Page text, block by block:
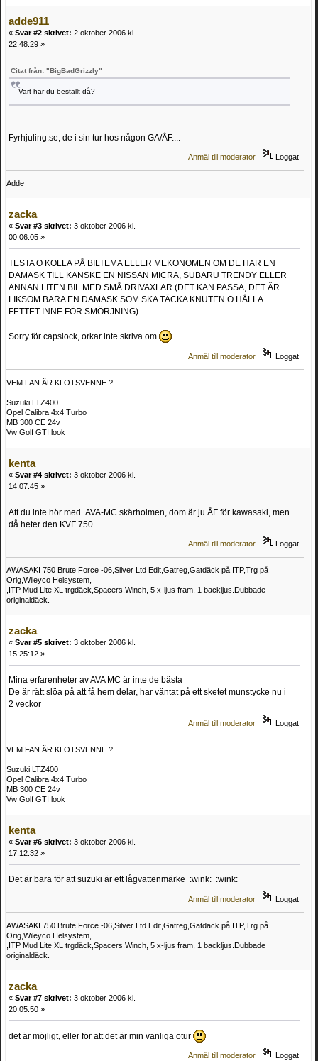
adde911
« Svar #2 skrivet: 2 oktober 2006 kl.
22:48:29 »
Citat från: "BigBadGrizzly"
Vart har du beställt då?
Fyrhjuling.se, de i sin tur hos någon GA/ÅF....
Anmäl till moderator Loggat
Adde
zacka
« Svar #3 skrivet: 3 oktober 2006 kl.
00:06:05 »
TESTA O KOLLA PÅ BILTEMA ELLER MEKONOMEN OM DE HAR EN
DAMASK TILL KANSKE EN NISSAN MICRA, SUBARU TRENDY ELLER
ANNAN LITEN BIL MED SMÅ DRIVAXLAR (DET KAN PASSA, DET ÄR
LIKSOM BARA EN DAMASK SOM SKA TÄCKA KNUTEN O HÅLLA
FETTET INNE FÖR SMÖRJNING)
Sorry för capslock, orkar inte skriva om
Anmäl till moderator Loggat
VEM FAN ÄR KLOTSVENNE ?
Suzuki LTZ400
Opel Calibra 4x4 Turbo
MB 300 CE 24v
Vw Golf GTI look
kenta
« Svar #4 skrivet: 3 oktober 2006 kl.
14:07:45 »
Att du inte hör med AVA-MC skärholmen, dom är ju ÅF för kawasaki, men
då heter den KVF 750.
Anmäl till moderator Loggat
AWASAKI 750 Brute Force -06,Silver Ltd Edit,Gatreg,Gatdäck på ITP,Trg på
Orig,Wileyco Helsystem,
,ITP Mud Lite XL trgdäck,Spacers.Winch, 5 x-ljus fram, 1 backljus.Dubbade
originaldäck.
zacka
« Svar #5 skrivet: 3 oktober 2006 kl.
15:25:12 »
Mina erfarenheter av AVA MC är inte de bästa
De är rätt slöa på att få hem delar, har väntat på ett sketet munstycke nu i
2 veckor
Anmäl till moderator Loggat
VEM FAN ÄR KLOTSVENNE ?
Suzuki LTZ400
Opel Calibra 4x4 Turbo
MB 300 CE 24v
Vw Golf GTI look
kenta
« Svar #6 skrivet: 3 oktober 2006 kl.
17:12:32 »
Det är bara för att suzuki är ett lågvattenmärke :wink: :wink:
Anmäl till moderator Loggat
AWASAKI 750 Brute Force -06,Silver Ltd Edit,Gatreg,Gatdäck på ITP,Trg på
Orig,Wileyco Helsystem,
,ITP Mud Lite XL trgdäck,Spacers.Winch, 5 x-ljus fram, 1 backljus.Dubbade
originaldäck.
zacka
« Svar #7 skrivet: 3 oktober 2006 kl.
20:05:50 »
det är möjligt, eller för att det är min vanliga otur
Anmäl till moderator Loggat